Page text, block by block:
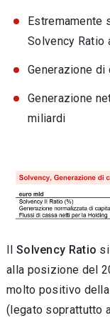
Estremamente
Solvency Ratio
Generazione di
Generazione
miliardi
Il Solvency Ratio
alla posizione del
molto positivo
(legato soprattutto